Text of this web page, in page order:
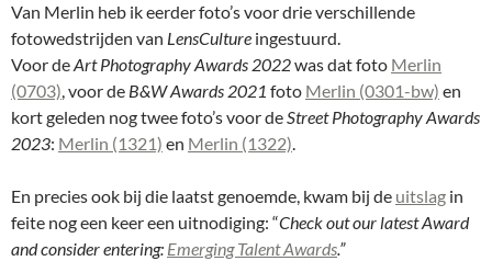
Van Merlin heb ik eerder foto’s voor drie verschillende
fotowedstrijden van LensCulture ingestuurd.
Voor deArt Photography Awards 2022was dat foto Merlin
(0703), voor de B&W Awards 2021 foto Merlin (0301-bw) en
kort geleden nog twee foto’s voor deStreet Photography Awards
2023: Merlin (1321) en Merlin (1322).
En precies ook bij die laatst genoemde, kwam bij de uitslag in
feite nog een keer een uitnodiging: “Check out our latest Award
and consider entering: Emerging Talent Awards.”